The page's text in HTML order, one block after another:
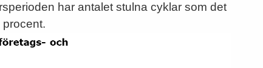
har antalet stulna cyklar som det